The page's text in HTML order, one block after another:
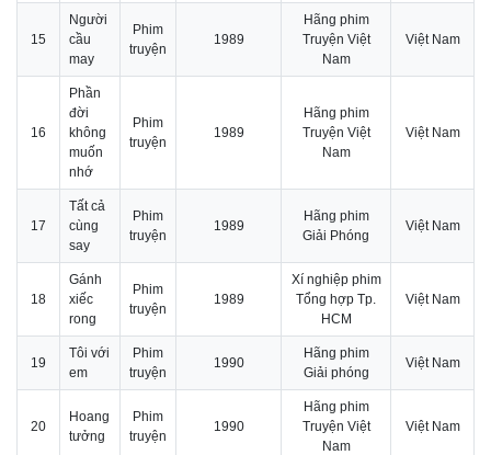
15
Người
cầu
may
Phim
truyện
1989
Hãng phim
Truyện Việt
Nam
Việt Nam
16
Phần
đời
không
muốn
nhớ
Phim
truyện
1989
Hãng phim
Truyện Việt
Nam
Việt Nam
17
Tất cả
cùng
say
Phim
truyện
1989
Hãng phim
Giải Phóng
Việt Nam
18
Gánh
xiếc
rong
Phim
truyện
1989
Xí nghiệp phim
Tổng hợp Tp.
HCM
Việt Nam
19
Tôi với
em
Phim
truyện
1990
Hãng phim
Giải phóng
Việt Nam
20
Hoang
tưởng
Phim
truyện
1990
Hãng phim
Truyện Việt
Nam
Việt Nam